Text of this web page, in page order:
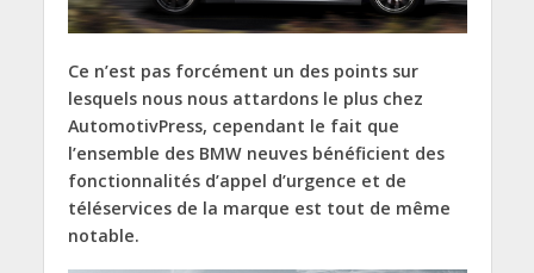
Ce n’est pas forcément un des points sur
lesquels nous nous attardons le plus chez
AutomotivPress, cependant le fait que
l’ensemble des BMW neuves bénéficient des
fonctionnalités d’appel d’urgence et de
téléservices de la marque est tout de même
notable.